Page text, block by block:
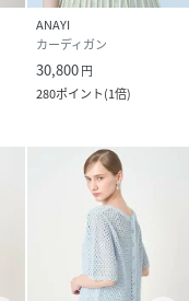
ANAYI
カーディガン
30,800円
280ポイント(1倍)